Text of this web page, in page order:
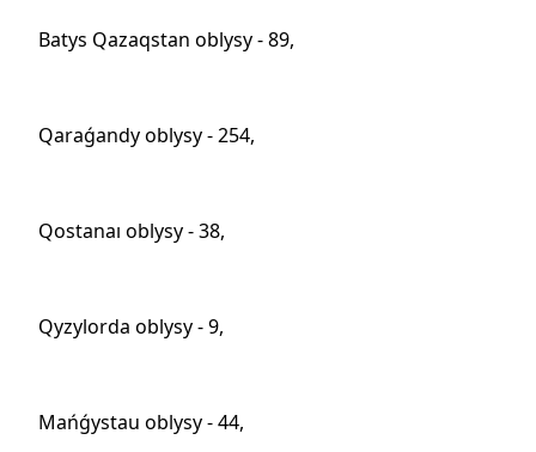
Batys Qazaqstan oblysy - 89,
Qaraǵandy oblysy - 254,
Qostanaı oblysy - 38,
Qyzylorda oblysy - 9,
Mańǵystau oblysy - 44,